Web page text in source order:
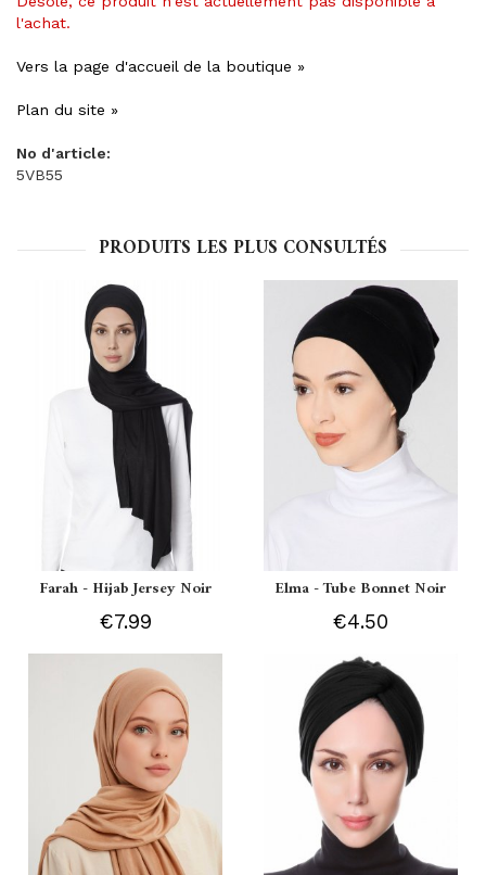
l'achat.
Vers la page d'accueil de la boutique »
Plan du site »
No d'article:
5VB55
PRODUITS LES PLUS CONSULTÉS
Farah - Hijab Jersey Noir
€7.99
Elma - Tube Bonnet Noir
€4.50